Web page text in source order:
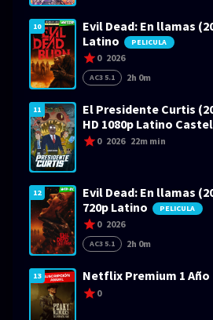
10
Evil Dead: En llamas
Latino
PELICULA
0 2026
AC3 5.1 2h 0m
11
El Presidente Curtis
HD 1080p Latino
0 2026 22m min
12
Evil Dead: En llamas
720p Latino
PELICULA
0 2026
AC3 5.1 2h 0m
13 Netflix Premium 1 Año
0